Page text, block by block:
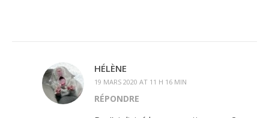
HÉLÈNE
19 MARS 2020 AT 11 H 16 MIN
RÉPONDRE